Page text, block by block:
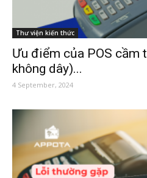
Thư viện kiến thức
Ưu điểm của POS cầm
không dây)...
4 September, 2024